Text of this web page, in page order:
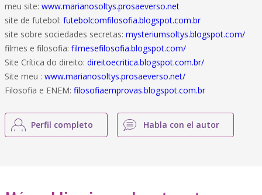
meu site: www.marianosoltys.prosaeverso.net
site de futebol: futebolcomfilosofia.blogspot.com.br
site sobre sociedades secretas: mysteriumsoltys.blogspot.com/
filmes e filosofia: filmesefilosofia.blogspot.com/
Site Crítica do direito: direitoecritica.blogspot.com.br/
Site meu : www.marianosoltys.prosaeverso.net/
Filosofia e ENEM: filosofiaemprovas.blogspot.com.br
Perfil completo Habla con el autor